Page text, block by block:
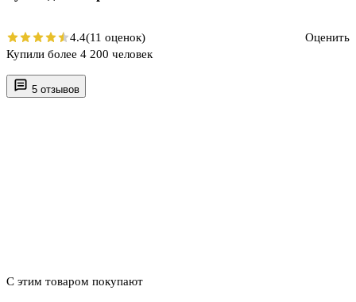
5 отзывов
С этим товаром покупают
4.4(11 оценок)
Оценить
Купили более 4 200 человек